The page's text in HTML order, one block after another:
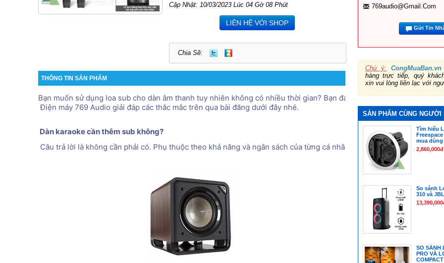
Cập Nhật: 10/03/2023 Lúc 04 Gờ 08 Phút
LIÊN HỆ VỚI SHOP
Chia Sẽ:
THÔNG TIN SẢN PHẨM
Bạn muốn sử dụng loa sub cho dàn âm thanh tuy nhiên không có nhiều thời gian? Bạn đang xem xét khi nào cần
Điện máy 769 Audio giải đáp các thắc mắc trên qua bài đăng dưới đây nhé.
Dàn karaoke cần thêm sub không?
Câu trả lời là không cần phải có. Phụ thuộc theo khả năng và ngân sách của từng cá nhân. Để lựa chọn sử dụng loa
769audio@gmail.com
Gửi Tin
Chú ý: CongMuaBan.vn
hàng trực tiếp, quý
xin vui lòng liên lạc với
SẢN PHẨM CÙNG NGƯỜI
Tìm hiểu
mua dùng
2,860,000đ
So sánh
310 và
SO SÁNH
PRO VÀ